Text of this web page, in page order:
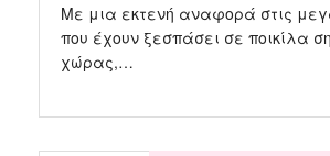
Με μια εκτενή αναφορά στις
που έχουν ξεσπάσει σε ποικίλα
χώρας,…